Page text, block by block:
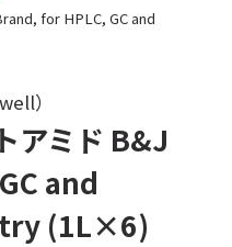
for HPLC, GC and
）
アミド B&J
and
(1L×6)